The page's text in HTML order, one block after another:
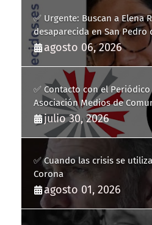
✅ Urgente: Buscan a Elena
desaparecida en San Pedro
agosto 06, 2026
✅ Contacto con el Periódico
Asociación Medios de
julio 30, 2026
✅ Cuando las crisis se
Corona
agosto 01, 2026